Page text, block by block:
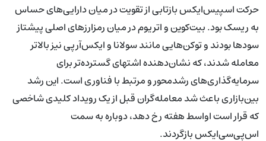
حرکت اسپیس‌ایکس بازتابی از تقویت در میان دارایی‌های حساس
به ریسک بود. بیت‌کوین و اتریوم در میان رمزارزهای اصلی پیشتاز
سودها بودند و توکن‌هایی مانند سولانا و ایکس‌آرپی نیز بالاتر
معامله شدند، که نشان‌دهنده اشتهای گسترده‌تر برای
سرمایه‌گذاری‌های رشدمحور و مرتبط با فناوری است. این رشد
بین‌بازاری باعث شد معامله‌گران قبل از یک رویداد کلیدی شاخصی
که قرار است اواسط هفته رخ دهد، دوباره به سمت
اس‌پی‌سی‌ایکس بازگردند.